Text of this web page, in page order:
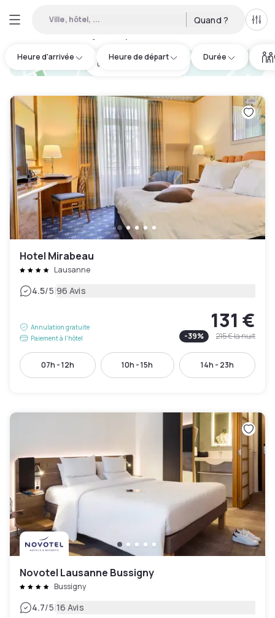
Ville, hôtel, ... Quand ?
Heure d'arrivée Heure de départ Durée
hotel.cta.view_map
Hotel Mirabeau
Lausanne
4.5/5|96 Avis
Annulation gratuite
Paiement à l'hôtel
131 €
-39% 215 €la nuit
07h - 12h 10h - 15h 14h - 23h
Novotel Lausanne Bussigny
Bussigny
4.7/5|16 Avis